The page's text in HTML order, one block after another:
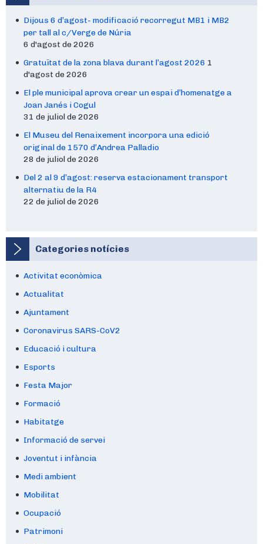
Dijous 6 d’agost- modificació recorregut MB1 i MB2
per tall al c/Verge de Núria
6 d'agost de 2026
Gratuïtat de la zona blava durant l’agost 2026 1
d'agost de 2026
El ple municipal aprova crear un espai d’homenatge a
Joan Janés i Cogul
31 de juliol de 2026
El Museu del Renaixement incorpora una edició
original de 1570 d’Andrea Palladio
28 de juliol de 2026
Del 2 al 9 d’agost: reserva estacionament transport
alternatiu de la R4
22 de juliol de 2026
Categories notícies
Activitat econòmica
Actualitat
Ajuntament
Coronavirus SARS-CoV2
Educació i cultura
Esports
Festa Major
Formació
Habitatge
Informació de servei
Joventut i infància
Medi ambient
Mobilitat
Ocupació
Patrimoni